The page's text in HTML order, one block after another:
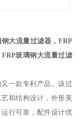
大流量过滤器， FRP
FRP玻璃钢大流量过滤
一款专利产品。该过
和结构设计，外形美
行可靠，配件设计优